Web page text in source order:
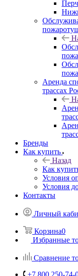
Аренда
трассах
Бренды
Как купить
Назад
Как
Условия
Условия
Контакты
Личный
Корзина0
Избранные
Сравнение
+7 800 250-74-